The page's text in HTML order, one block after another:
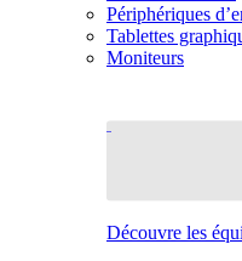
Périphériques
Tablettes
Moniteurs
Découvre les